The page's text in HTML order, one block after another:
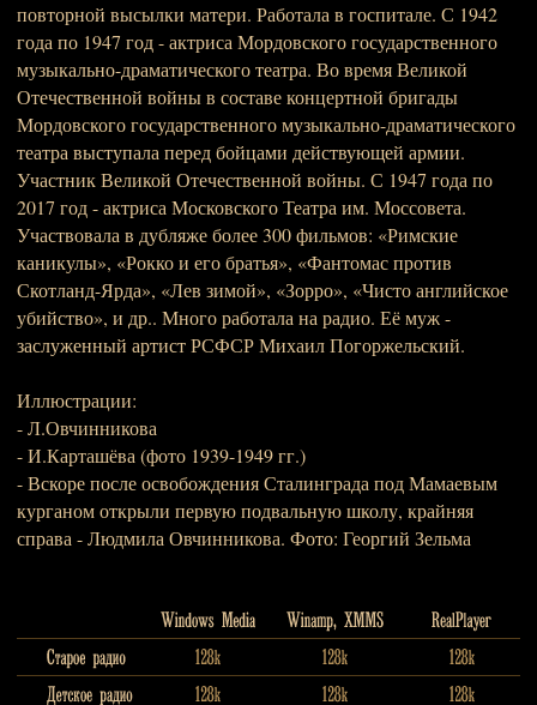
повторной высылки матери. Работала в госпитале. С 1942
года по 1947 год - актриса Мордовского государственного
музыкально-драматического театра. Во время Великой
Отечественной войны в составе концертной бригады
Мордовского государственного музыкально-драматического
театра выступала перед бойцами действующей армии.
Участник Великой Отечественной войны. С 1947 года по
2017 год - актриса Московского Театра им. Моссовета.
Участвовала в дубляже более 300 фильмов: «Римские
каникулы», «Рокко и его братья», «Фантомас против
Скотланд-Ярда», «Лев зимой», «Зорро», «Чисто английское
убийство», и др.. Много работала на радио. Её муж -
заслуженный артист РСФСР Михаил Погоржельский.
Иллюстрации:
- Л.Овчинникова
- И.Карташёва (фото 1939-1949 гг.)
- Вскоре после освобождения Сталинграда под Мамаевым
курганом открыли первую подвальную школу, крайняя
справа - Людмила Овчинникова. Фото: Георгий Зельма